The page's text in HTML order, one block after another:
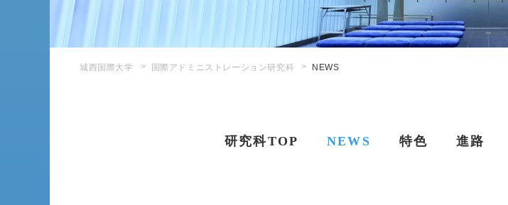
城西国際大学 国際アドミニストレーション研究科 NEWS
研究科TOP NEWS 特色 進路